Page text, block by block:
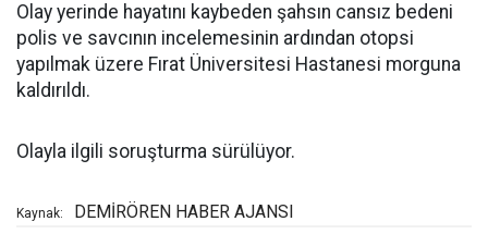
Olay yerinde hayatını kaybeden şahsın cansız bedeni
polis ve savcının incelemesinin ardından otopsi
yapılmak üzere Fırat Üniversitesi Hastanesi morguna
kaldırıldı.
Olayla ilgili soruşturma sürülüyor.
Kaynak: DEMİRÖREN HABER AJANSI